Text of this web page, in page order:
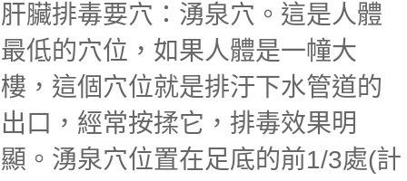
肝臟排毒要穴：湧泉穴。 這是人體
最低的穴位，如果人體是一幢大
樓，這個穴位就是排汙下水管道的
出口，經常按揉它，排毒效果明
顯。湧泉穴位置在足底的前1/3處(計